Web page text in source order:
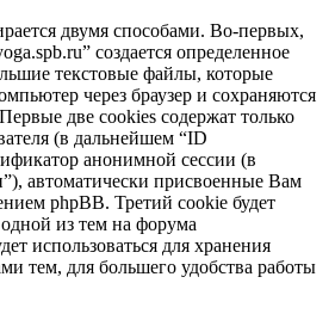
двумя способами. Во-первых,
создается определенное
текстовые файлы, которые
через браузер и сохраняются
две cookies содержат только
(в дальнейшем “ID
анонимной сессии (в
автоматически присвоенные Вам
phpBB. Третий cookie будет
из тем на форума
использоваться для хранения
тем, для большего удобства работы